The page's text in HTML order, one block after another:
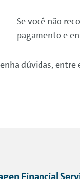
Se você não
pagamento e
dúvidas,
Financial